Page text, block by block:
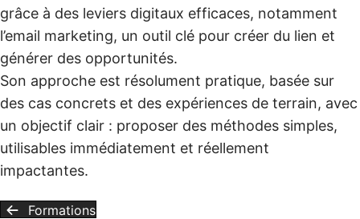
grâce à des leviers digitaux efficaces, notamment
l’email marketing, un outil clé pour créer du lien et
générer des opportunités.
Son approche est résolument pratique, basée sur
des cas concrets et des expériences de terrain, avec
un objectif clair : proposer des méthodes simples,
utilisables immédiatement et réellement
impactantes.
Formations